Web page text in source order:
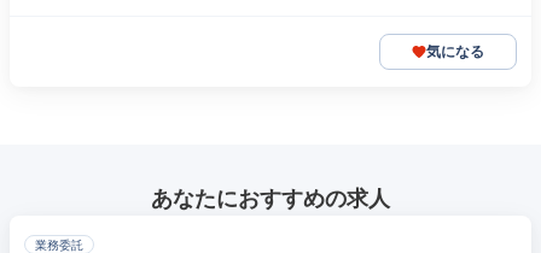
気になる
あなたにおすすめの求人
業務委託